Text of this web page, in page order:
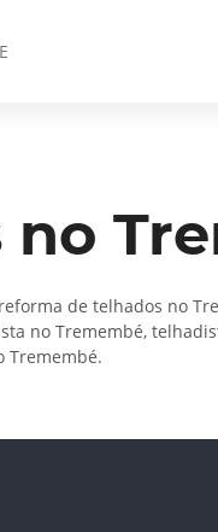
de telhados no
no Tremembé,
Tremembé.